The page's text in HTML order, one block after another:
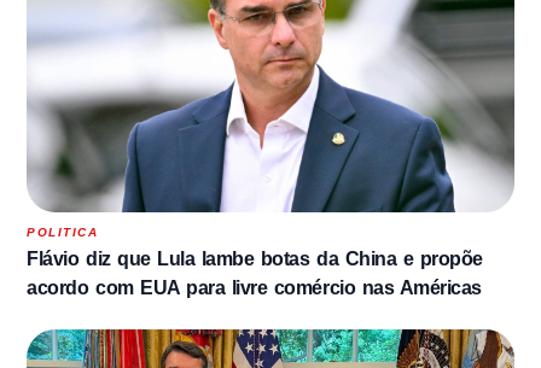
POLITICA
Flávio diz que Lula lambe botas da China e propõe
acordo com EUA para livre comércio nas Américas